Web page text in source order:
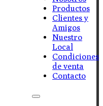
Productos
Clientes y
Amigos
Nuestro
Local
Condiciones
de venta
Contacto